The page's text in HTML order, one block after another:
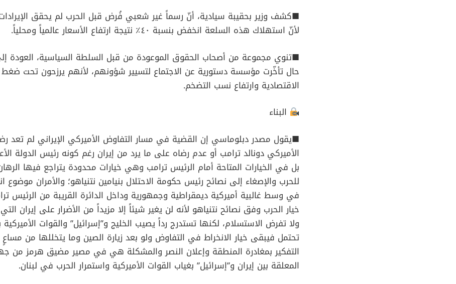
■كشف وزير بحقيبة سيادية، أنّ رسماً غير شعبي فُرض قبل الحرب لم يحقق
لأنّ استهلاك هذه السلعة انخفض بنسبة ٤٠٪ نتيجة ارتفاع الأسعار عالمياً ومحلياً.
■تنوي مجموعة من أصحاب الحقوق الموعودة من قبل السلطة السياسية، العودة
حال تأخّرت مؤسسة دستورية عن الاجتماع لتسيير شؤونهم، لأنهم يرزحون تحت ضغط
الاقتصادية وارتفاع نسب التضخم.
البناء
■يقول مصدر دبلوماسي إن القضية في مسار التفاوض الأميركي الإيراني لم تعد
الأميركي دونالد ترامب أو عدم رضاه على ما يرد من إيران رغم كونه رئيس الدولة
بل في الخيارات المتاحة أمام الرئيس ترامب وهي خيارات محدودة يتراجع فيها
للحرب والإصغاء إلى نصائح رئيس حكومة الاحتلال بنيامين نتنياهو؛ والأمران موضوع
في وسط غالبية أميركية ديمقراطية وجمهورية وداخل الدائرة القريبة من الرئيس
خيار الحرب وفق نصائح نتنياهو لأنه لن يغير شيئاً إلا مزيداً من الأضرار على إيران
ولا تفرض الاستسلام، لكنها تستدرج رداً يصيب الخليج و”إسرائيل” والقوات الأميركية
تحتمل فيبقى خيار الانخراط في التفاوض ولو بعد زيارة الصين وما يتخللها من
التفكير بمغادرة المنطقة وإعلان النصر والمشكلة هي في مصير مضيق هرمز من
المعلقة بين إيران و”إسرائيل” بغياب القوات الأميركية واستمرار الحرب في لبنان.